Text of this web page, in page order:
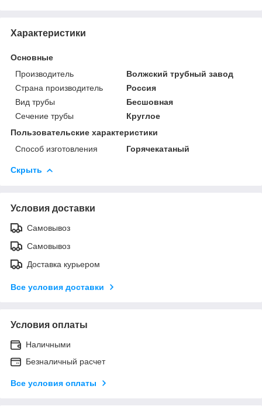
Характеристики
Основные
Производитель
Волжский трубный завод
Страна производитель
Россия
Вид трубы
Бесшовная
Сечение трубы
Круглое
Пользовательские характеристики
Способ изготовления
Горячекатаный
Скрыть
Условия доставки
Самовывоз
Самовывоз
Доставка курьером
Все условия доставки
Условия оплаты
Наличными
Безналичный расчет
Все условия оплаты